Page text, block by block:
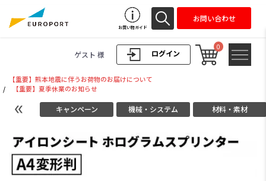
ログイン
ゲスト 様
0
お買い物ガイド
お問い合わせ
【重要】熊本地震に伴うお荷物のお届けについて
/
【重要】夏季休業のお知らせ
キャンペーン 機械・システム 材料・素材